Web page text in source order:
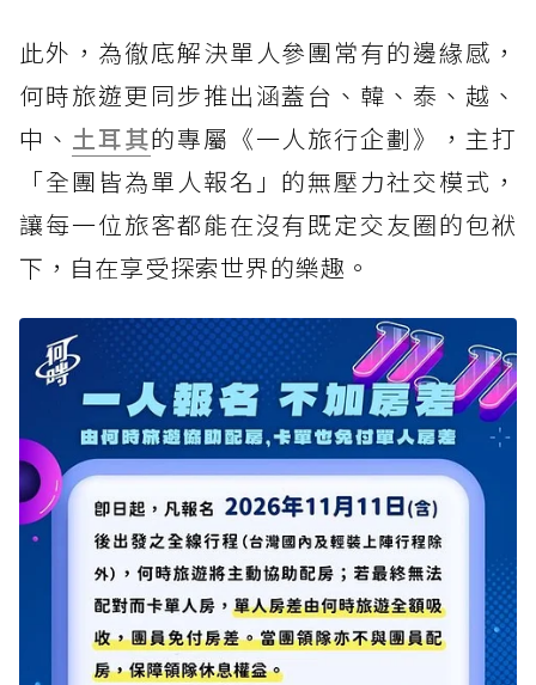
此外，為徹底解決單人參團常有的邊緣感，
何時旅遊更同步推出涵蓋台、韓、泰、越、
中、 土耳其的專屬《一人旅行企劃》，主打
「全團皆為單人報名」的無壓力社交模式，
讓每一位旅客都能在沒有既定交友圈的包袱
下，自在享受探索世界的樂趣。